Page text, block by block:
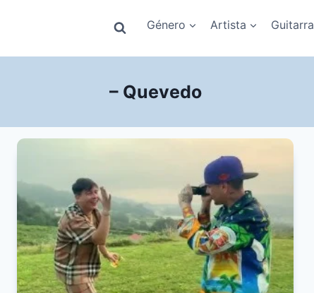
Género Artista Guitarra
– Quevedo